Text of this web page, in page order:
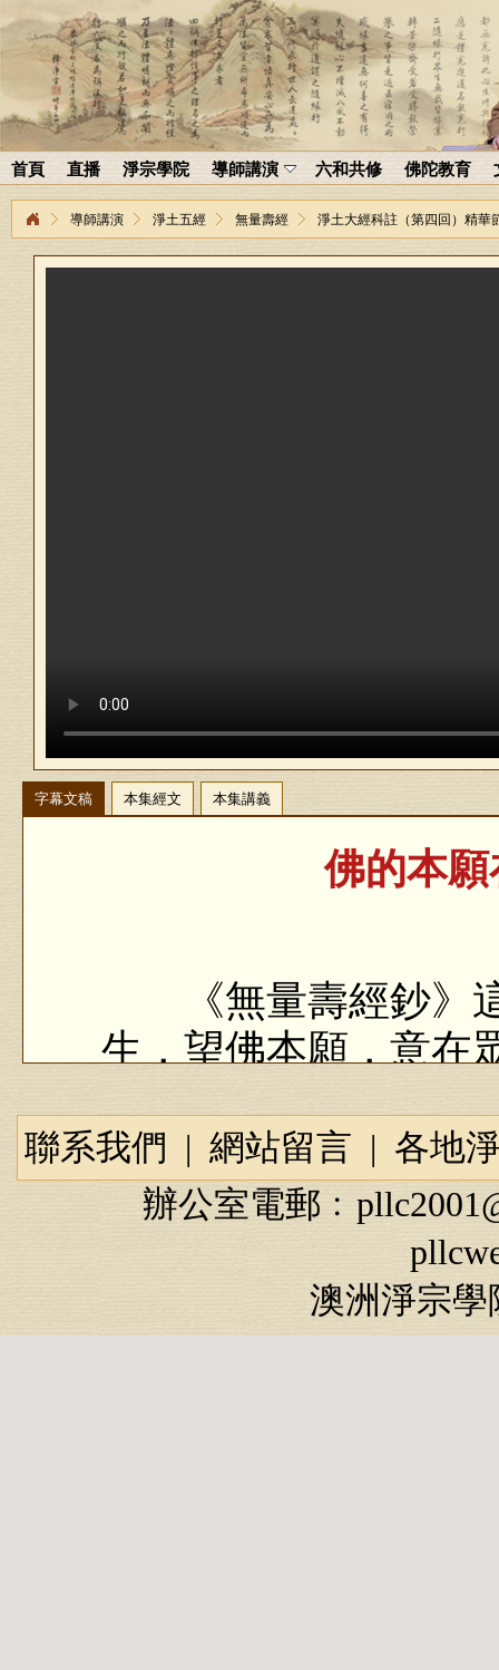
首頁 直播 淨宗學院 導師講演 六和共修 佛陀教育
導師講演 淨土五經 無量壽經 淨土大經科註（第四回）精華
字幕文稿 本集經文 本集講義
佛的本願
《無量壽經鈔》這
生，望佛本願，意在
裡？真的是希望我們
你只要把握這一句
如果我們疏忽了，
了，這一生當中，
的利益我們錯過了，
聯系我們 | 網站留言 | 各地
辦公室電郵﹕
澳洲淨宗學